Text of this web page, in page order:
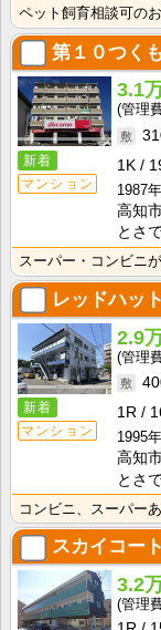
第１０つく
新着
マンション
3.1
1K
1987
高知
とさ
レッドハッ
新着
マンション
2.9
1R
1995
高知
とさ
スカイコー
3.2